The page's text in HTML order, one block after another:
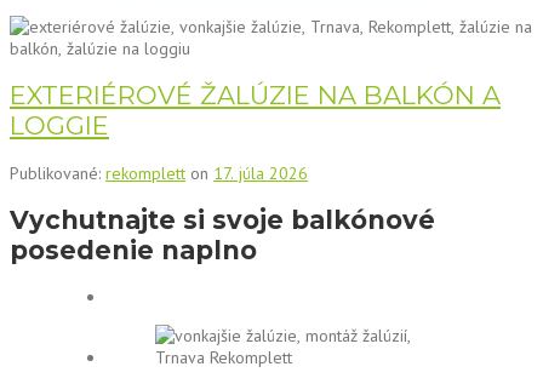
EXTERIÉROVÉ ŽALÚZIE NA BALKÓN A
LOGGIE
Publikované: rekomplett on 17. júla 2026
Vychutnajte si svoje balkónové
posedenie naplno